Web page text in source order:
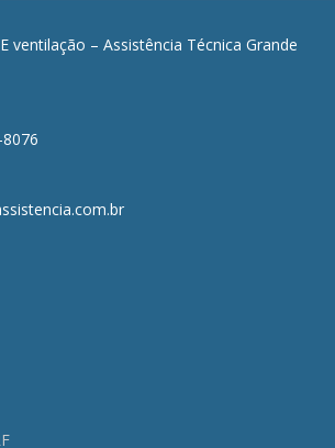
ventilação – Assistência Técnica Grande